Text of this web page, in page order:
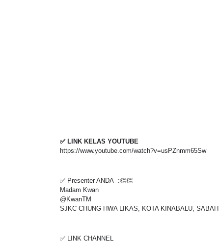
✅ LINK KELAS YOUTUBE
https://www.youtube.com/watch?v=usPZnmm65Sw
✅ Presenter ANDA  :👏👏
Madam Kwan
@KwanTM
SJKC CHUNG HWA LIKAS, KOTA KINABALU, SABAH
✅ LINK CHANNEL